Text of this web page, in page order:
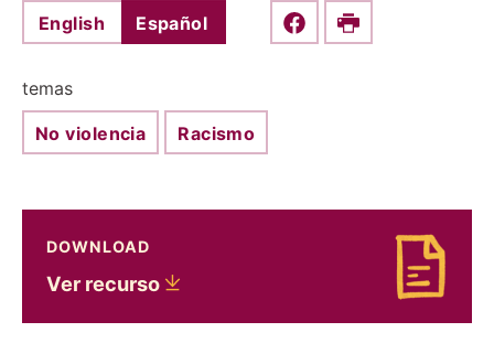
English Español Share this on Facebook
Print
temas
No violencia Racismo
Download Ver recurso
DOWNLOAD
Verrecurso